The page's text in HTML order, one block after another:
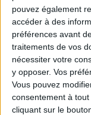
pouvez également
accéder à des
préférences avant
traitements de vos
nécessiter votre
y opposer. Vos
Vous pouvez
consentement à
cliquant sur le
sociaux avant la
sur ce dispositif
garanties à
personnes.
https://
quelles-